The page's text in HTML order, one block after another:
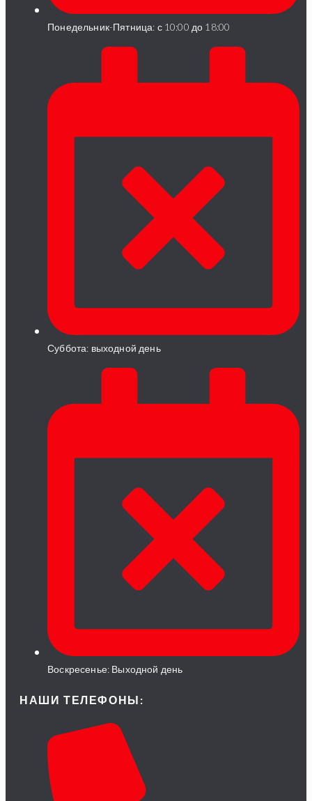
Понедельник-Пятница: с 10:00 до 18:00
Суббота: выходной день
Воскресенье: Выходной день
НАШИ ТЕЛЕФОНЫ: